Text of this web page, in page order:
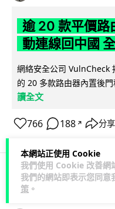
本網站正使用 Cookie
我們使用 Cookie 改善網
我們的網站即表示您同意
策 。
逾 20 款平價路
動連線回中國
網絡安全公司 VulnCheck
的 20 多款路由器內置後
讀全文
766 188 ↗ 分享
人工智能